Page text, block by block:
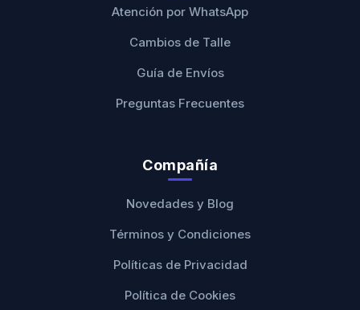
Atención por WhatsApp
Cambios de Talle
Guía de Envíos
Preguntas Frecuentes
Compañía
Novedades y Blog
Términos y Condiciones
Políticas de Privacidad
Política de Cookies